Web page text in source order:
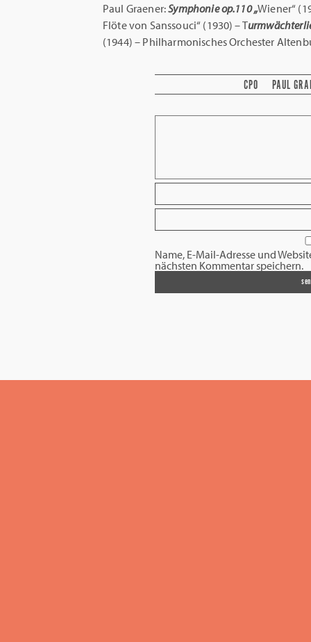
Paul Graener:Symphonie op.110 „Wiener“
Flöte von Sanssouci“ (1930) – T
(1944) – Philharmonisches Orchester
CPO PAUL
Name, E-Mail-Adresse und
nächsten Kommentar speichern.